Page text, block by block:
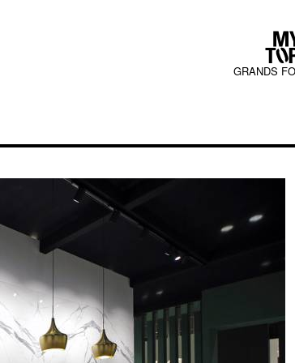
GRANDS
COLLECTIONS
JURA MOOD